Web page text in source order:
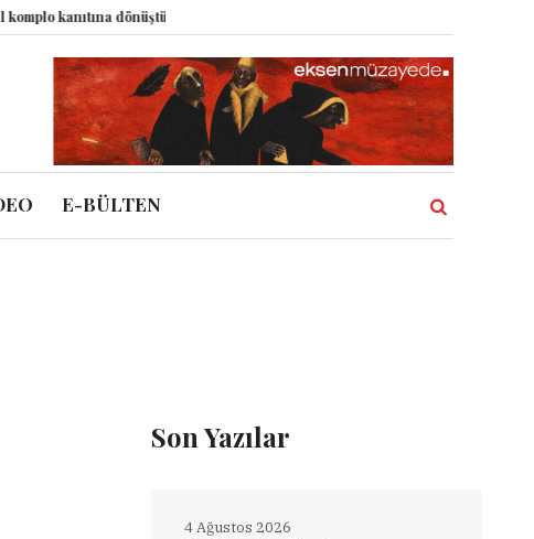
kanıtına dönüştürdü?
E-BÜLTEN
Son Yazılar
4 Ağustos 2026